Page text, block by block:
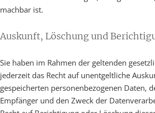
machbar ist.
Auskunft, Löschung und
Sie haben im Rahmen der geltenden
jederzeit das Recht auf unentgeltliche
gespeicherten personenbezogenen Daten,
Empfänger und den Zweck der